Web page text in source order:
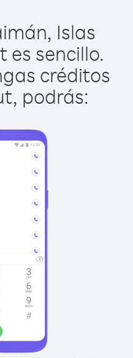
Islas
es sencillo.
créditos
podrás: